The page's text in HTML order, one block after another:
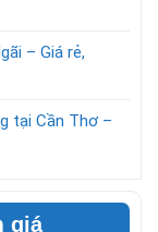
– Giá rẻ,
tại Cần Thơ –
giá